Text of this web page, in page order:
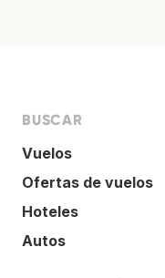
BUSCAR
Vuelos
Ofertas de vuelos
Hoteles
Autos